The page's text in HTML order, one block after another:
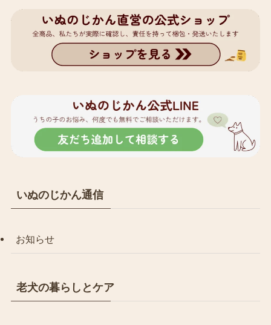
いぬのじかん通信
お知らせ
老犬の暮らしとケア